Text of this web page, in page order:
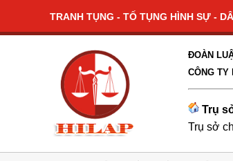
TRANH TỤNG - TỐ TỤNG HÌNH SỰ -
ĐOÀN
CÔNG TY
Trụ
Trụ sở